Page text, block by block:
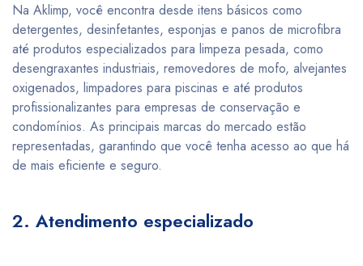
Na Aklimp, você encontra desde itens básicos como
detergentes, desinfetantes, esponjas e panos de microfibra
até produtos especializados para limpeza pesada, como
desengraxantes industriais, removedores de mofo, alvejantes
oxigenados, limpadores para piscinas e até produtos
profissionalizantes para empresas de conservação e
condomínios. As principais marcas do mercado estão
representadas, garantindo que você tenha acesso ao que há
de mais eficiente e seguro.
2. Atendimento especializado